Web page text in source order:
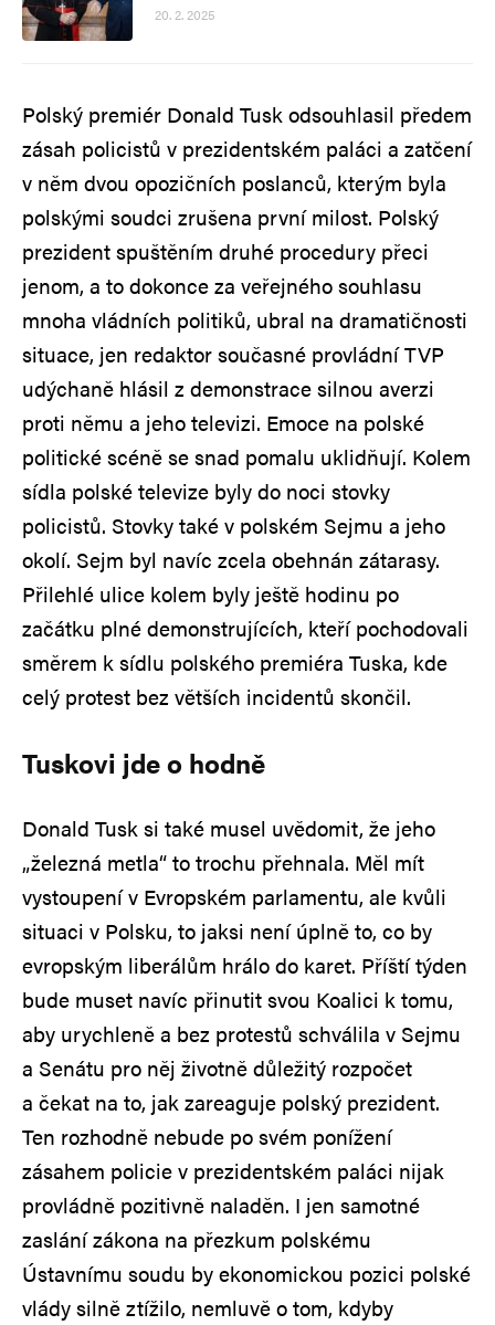
20. 2. 2025
Polský premiér Donald Tusk odsouhlasil předem
zásah policistů v prezidentském paláci a zatčení
v něm dvou opozičních poslanců, kterým byla
polskými soudci zrušena první milost. Polský
prezident spuštěním druhé procedury přeci
jenom, a to dokonce za veřejného souhlasu
mnoha vládních politiků, ubral na dramatičnosti
situace, jen redaktor současné provládní TVP
udýchaně hlásil z demonstrace silnou averzi
proti němu a jeho televizi. Emoce na polské
politické scéně se snad pomalu uklidňují. Kolem
sídla polské televize byly do noci stovky
policistů. Stovky také v polském Sejmu a jeho
okolí. Sejm byl navíc zcela obehnán zátarasy.
Přilehlé ulice kolem byly ještě hodinu po
začátku plné demonstrujících, kteří pochodovali
směrem k sídlu polského premiéra Tuska, kde
celý protest bez větších incidentů skončil.
Tuskovi jde o hodně
Donald Tusk si také musel uvědomit, že jeho
„železná metla“ to trochu přehnala. Měl mít
vystoupení v Evropském parlamentu, ale kvůli
situaci v Polsku, to jaksi není úplně to, co by
evropským liberálům hrálo do karet. Příští týden
bude muset navíc přinutit svou Koalici k tomu,
aby urychleně a bez protestů schválila v Sejmu
a Senátu pro něj životně důležitý rozpočet
a čekat na to, jak zareaguje polský prezident.
Ten rozhodně nebude po svém ponížení
zásahem policie v prezidentském paláci nijak
provládně pozitivně naladěn. I jen samotné
zaslání zákona na přezkum polskému
Ústavnímu soudu by ekonomickou pozici polské
vlády silně ztížilo, nemluvě o tom, kdyby